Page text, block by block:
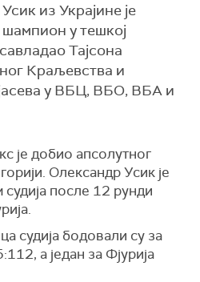
из Украјине је
у тешкој
Тајсона
Краљевства и
у ВБЦ, ВБО, ВБА и
је добио апсолутног
Олександр Усик је
после 12 рунди
судија бодовали су за
а један за Фјурија